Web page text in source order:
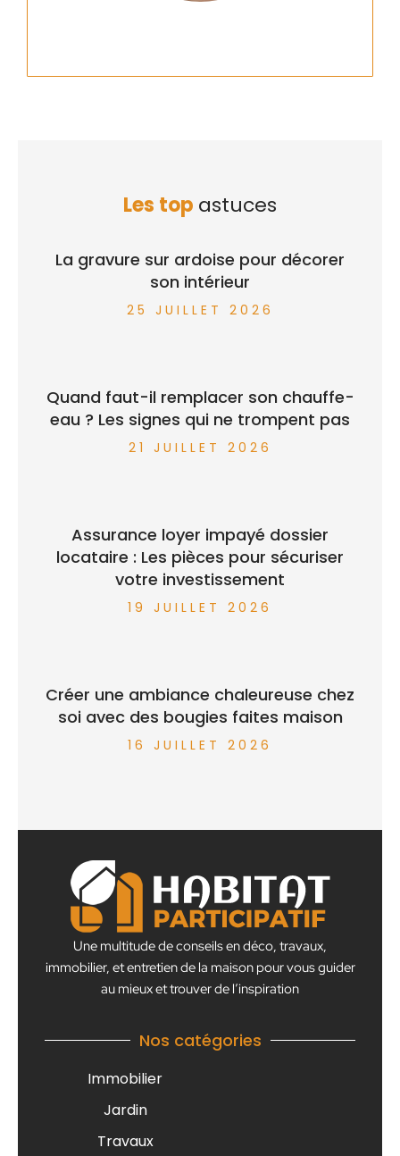
Les top astuces
La gravure sur ardoise pour décorer
son intérieur
25 JUILLET 2026
Quand faut-il remplacer son chauffe-
eau ? Les signes qui ne trompent pas
21 JUILLET 2026
Assurance loyer impayé dossier
locataire : Les pièces pour sécuriser
votre investissement
19 JUILLET 2026
Créer une ambiance chaleureuse chez
soi avec des bougies faites maison
16 JUILLET 2026
Une multitude de conseils en déco, travaux,
immobilier, et entretien de la maison pour vous guider
au mieux et trouver de l’inspiration
Nos catégories
Immobilier
Jardin
Travaux